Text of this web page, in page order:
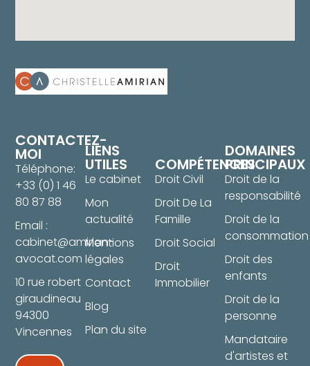
CONTACTEZ-
MOI
Téléphone:
+33 (0) 1 46
80 87 88
Email :
cabinet@amirian-
avocat.com
10 rue robert
giraudineau
94300
Vincennes
LIENS
UTILES
Le cabinet
Mon
actualité
Mentions
légales
Contact
Blog
Plan du site
COMPÉTENCES
Droit Civil
Droit De La
Famille
Droit Social
Droit
Immobilier
DOMAINES
PRINCIPAUX
Droit de la
responsabilité
Droit de la
consommation
Droit des
enfants
Droit de la
personne
Mandataire
d'artistes et